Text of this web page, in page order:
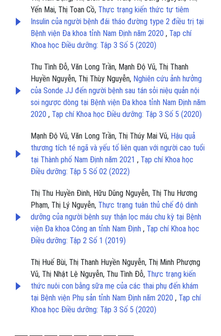
Yến Mai, Thị Toan Cồ, Thực trạng kiến thức tự tiêm
Insulin của người bệnh đái tháo đường type 2 điều trị tại
Bệnh viện Đa khoa tỉnh Nam Định năm 2020 , Tạp chí
Khoa học Điều dưỡng: Tập 3 Số 5 (2020)
Thu Tình Đỗ, Văn Long Trần, Mạnh Độ Vũ, Thị Thanh
Huyền Nguyễn, Thị Thùy Nguyễn, Nghiên cứu ảnh hưởng
của Sonde JJ đến người bệnh sau tán sỏi niệu quản nội
soi ngược dòng tại Bệnh viện Đa khoa tỉnh Nam Định năm
2020 , Tạp chí Khoa học Điều dưỡng: Tập 3 Số 5 (2020)
Mạnh Độ Vũ, Văn Long Trần, Thị Thúy Mai Vũ, Hậu quả
thương tích té ngã và yếu tố liên quan với người cao tuổi
tại Thành phố Nam Định năm 2021 , Tạp chí Khoa học
Điều dưỡng: Tập 5 Số 02 (2022)
Thị Thu Huyền Đinh, Hữu Dũng Nguyễn, Thị Thu Hương
Phạm, Thị Lý Nguyễn, Thực trạng tuân thủ chế độ dinh
dưỡng của người bệnh suy thận lọc máu chu kỳ tại Bệnh
viện Đa khoa Công an tỉnh Nam Định , Tạp chí Khoa học
Điều dưỡng: Tập 2 Số 1 (2019)
Thị Huế Bùi, Thị Thanh Huyền Nguyễn, Thị Minh Phượng
Vũ, Thị Nhật Lệ Nguyễn, Thu Tình Đỗ, Thực trạng kiến
thức nuôi con bằng sữa mẹ của các thai phụ đến khám
tại Bệnh viện Phụ sản tỉnh Nam Định năm 2020 , Tạp chí
Khoa học Điều dưỡng: Tập 3 Số 5 (2020)